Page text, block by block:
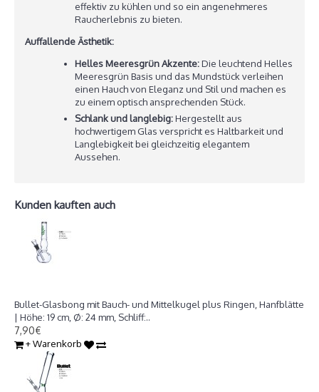
effektiv zu kühlen und so ein angenehmeres
Raucherlebnis zu bieten.
Auffallende Ästhetik:
Helles Meeresgrün Akzente:Die leuchtend Helles
Meeresgrün Basis und das Mundstück verleihen
einen Hauch von Eleganz und Stil und machen es
zu einem optisch ansprechenden Stück.
Schlank und langlebig:Hergestellt aus
hochwertigem Glas verspricht es Haltbarkeit und
Langlebigkeit bei gleichzeitig elegantem
Aussehen.
Kunden kauften auch
Bullet-Glasbong mit Bauch- und Mittelkugel plus Ringen, Hanfblätte
| Höhe: 19 cm, Ø: 24 mm, Schliff:..
7,90€
+ Warenkorb